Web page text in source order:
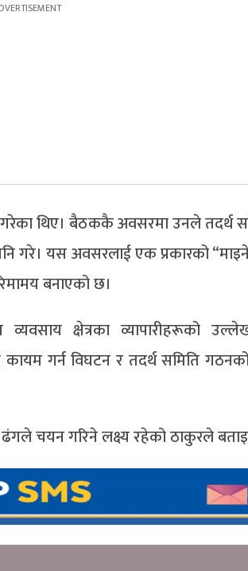
गरेका थिए। बैठककै अवसरमा उनले
गरे। यस अवसरलाई एक प्रकारको
बनाएको छ।
क्षेत्रका व्यापारीहरूको
गर्न विघटन र तदर्थ समिति
चयन गरिने लक्ष्य रहेको ठाकुरले